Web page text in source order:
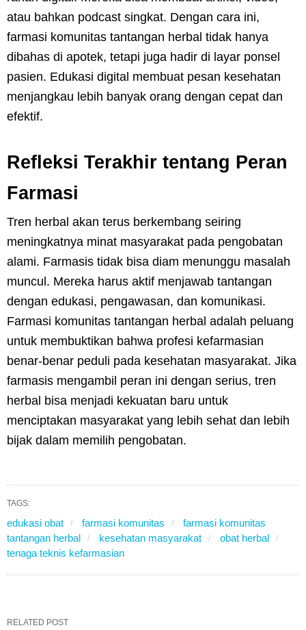
atau bahkan podcast singkat. Dengan cara ini,
farmasi komunitas tantangan herbal tidak hanya
dibahas di apotek, tetapi juga hadir di layar ponsel
pasien. Edukasi digital membuat pesan kesehatan
menjangkau lebih banyak orang dengan cepat dan
efektif.
Refleksi Terakhir tentang Peran
Farmasi
Tren herbal akan terus berkembang seiring
meningkatnya minat masyarakat pada pengobatan
alami. Farmasis tidak bisa diam menunggu masalah
muncul. Mereka harus aktif menjawab tantangan
dengan edukasi, pengawasan, dan komunikasi.
Farmasi komunitas tantangan herbal adalah peluang
untuk membuktikan bahwa profesi kefarmasian
benar-benar peduli pada kesehatan masyarakat. Jika
farmasis mengambil peran ini dengan serius, tren
herbal bisa menjadi kekuatan baru untuk
menciptakan masyarakat yang lebih sehat dan lebih
bijak dalam memilih pengobatan.
TAGS:
edukasi obat farmasi komunitas
farmasi komunitas
tantangan herbal
kesehatan masyarakat
obat herbal
tenaga teknis kefarmasian
RELATED POST